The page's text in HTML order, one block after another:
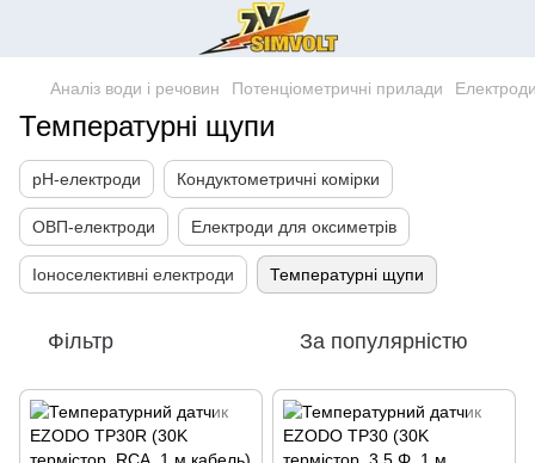
Аналіз води і речовин Потенціометричні прилади
Температурні щупи
pH-електроди Кондуктометричні комірки
ОВП-електроди Електроди для оксиметрів
Іоноселективні електроди Температурні щупи
Фільтр За популярністю